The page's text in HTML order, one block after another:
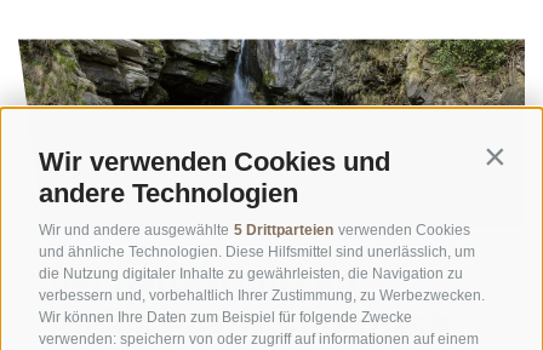
Wir verwenden Cookies und
andere Technologien
Wir und andere ausgewählte 5 Drittparteien verwenden Cookies
und ähnliche Technologien. Diese Hilfsmittel sind unerlässlich, um
die Nutzung digitaler Inhalte zu gewährleisten, die Navigation zu
verbessern und, vorbehaltlich Ihrer Zustimmung, zu Werbezwecken.
Wir können Ihre Daten zum Beispiel für folgende Zwecke
verwenden: speichern von oder zugriff auf informationen auf einem
Der Naturschutz im
Nationalpark Stilfserjoch